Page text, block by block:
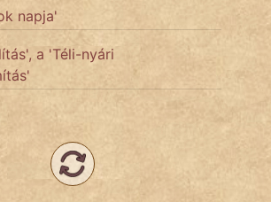
napja'
a 'Téli-nyári